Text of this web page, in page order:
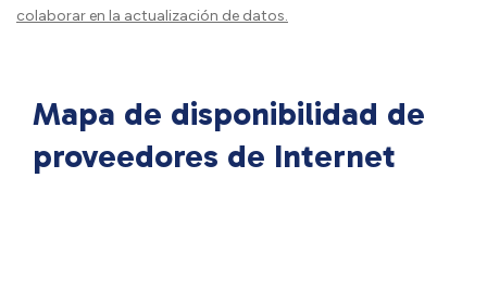
colaborar en la actualización de datos.
Mapa de disponibilidad de
proveedores de Internet